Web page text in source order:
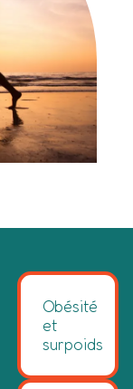
Obésité
et
surpoids